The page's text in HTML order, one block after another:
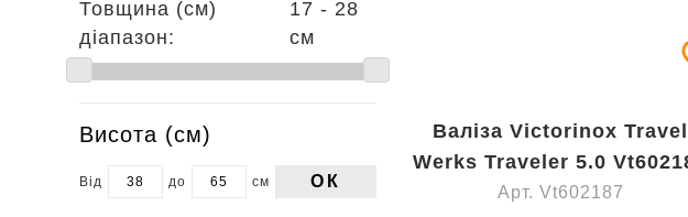
Товщина (см)
діапазон:
17 - 28
см
Висота (см)
Від до см ОК
Валіза Victorinox Travel
Werks Traveler 5.0
Арт. Vt602187